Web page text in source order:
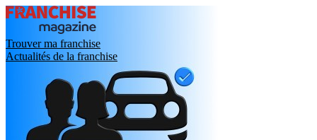
Trouver ma franchise
Actualités de la franchise